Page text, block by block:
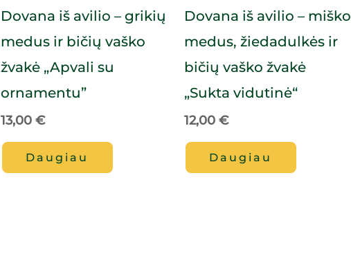
Dovana iš avilio – grikių
medus ir bičių vaško
žvakė „Apvali su
ornamentu”
13,00 €
Daugiau
Dovana iš avilio – miško
medus, žiedadulkės ir
bičių vaško žvakė
„Sukta vidutinė“
12,00 €
Daugiau